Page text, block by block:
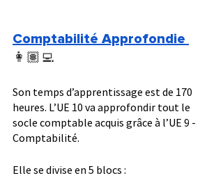
Comptabilité Approfondie
👩🏽‍💻
Son temps d’apprentissage est de 170
heures. L’UE 10 va approfondir tout le
socle comptable acquis grâce à l’UE 9 -
Comptabilité.
Elle se divise en 5 blocs :